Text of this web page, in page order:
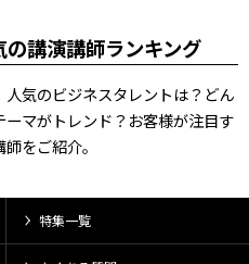
講演講師ランキング
人気のビジネスタレントは？どん
ーマがトレンド？お客様が注目す
師をご紹介。
特集一覧